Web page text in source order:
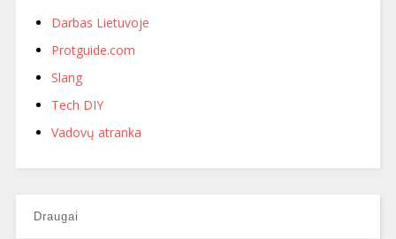
Darbas Lietuvoje
Protguide.com
Slang
Tech DIY
Vadovų atranka
Draugai